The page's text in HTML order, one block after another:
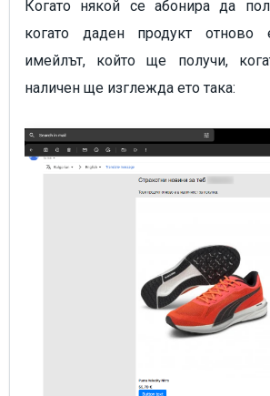
Когато някой се абонира да
когато даден продукт отново
имейлът, който ще получи,
наличен ще изглежда ето така: